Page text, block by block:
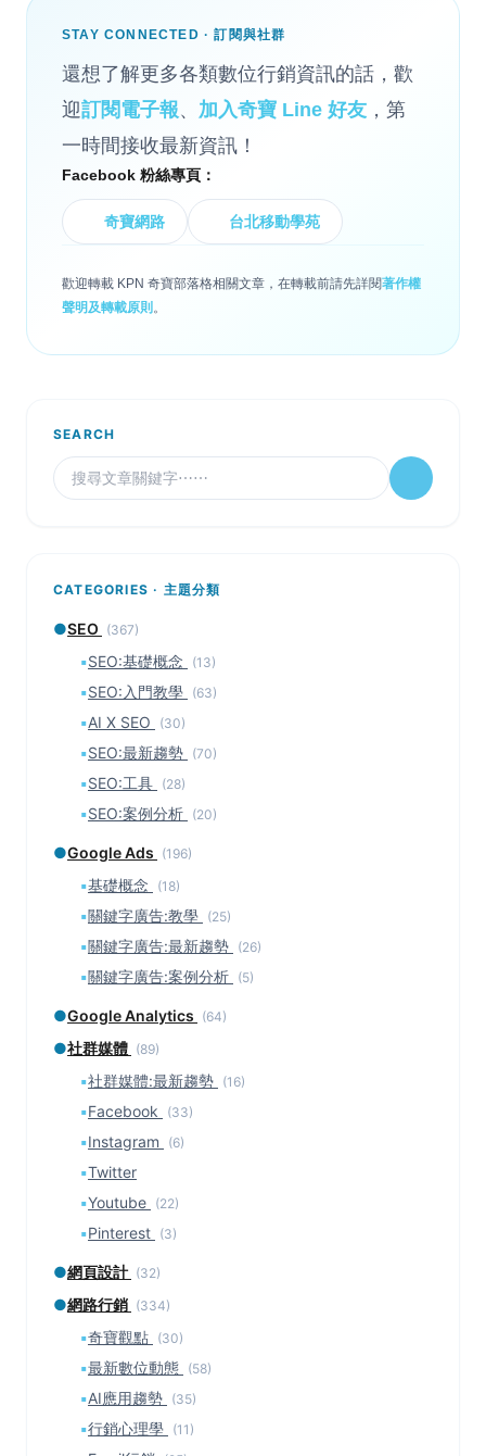
STAY CONNECTED · 訂閱與社群
還想了解更多各類數位行銷資訊的話，歡
迎訂閱電子報、 加入奇寶 Line 好友 ，第
一時間接收最新資訊！
Facebook 粉絲專頁：
奇寶網路 台北移動學苑
歡迎轉載 KPN 奇寶部落格相關文章，在轉載前請先詳閱著作權
聲明及轉載原則 。
SEARCH
CATEGORIES · 主題分類
●SEO (367)
▪SEO:基礎概念 (13)
▪SEO:入門教學 (63)
▪AI X SEO (30)
▪SEO:最新趨勢 (70)
▪SEO:工具 (28)
▪SEO:案例分析 (20)
●Google Ads (196)
▪基礎概念 (18)
▪關鍵字廣告:教學 (25)
▪關鍵字廣告:最新趨勢 (26)
▪關鍵字廣告:案例分析 (5)
●Google Analytics (64)
●社群媒體 (89)
▪社群媒體:最新趨勢 (16)
▪Facebook (33)
▪Instagram (6)
▪Twitter
▪Youtube (22)
▪Pinterest (3)
●網頁設計 (32)
●網路行銷 (334)
▪奇寶觀點 (30)
▪最新數位動態 (58)
▪AI應用趨勢 (35)
▪行銷心理學 (11)